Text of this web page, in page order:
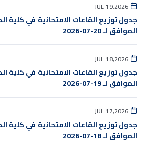
JUL 19,2026
جدول توزيع القاعات الامتحانية في كلية
الموافق لـ 20-07-2026
JUL 18,2026
جدول توزيع القاعات الامتحانية في كلية
الموافق لـ 19-07-2026
JUL 17,2026
جدول توزيع القاعات الامتحانية في كلية
الموافق لـ 18-07-2026